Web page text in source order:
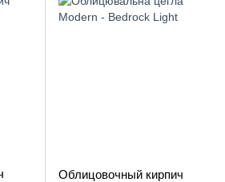
Облицовочный кирпич